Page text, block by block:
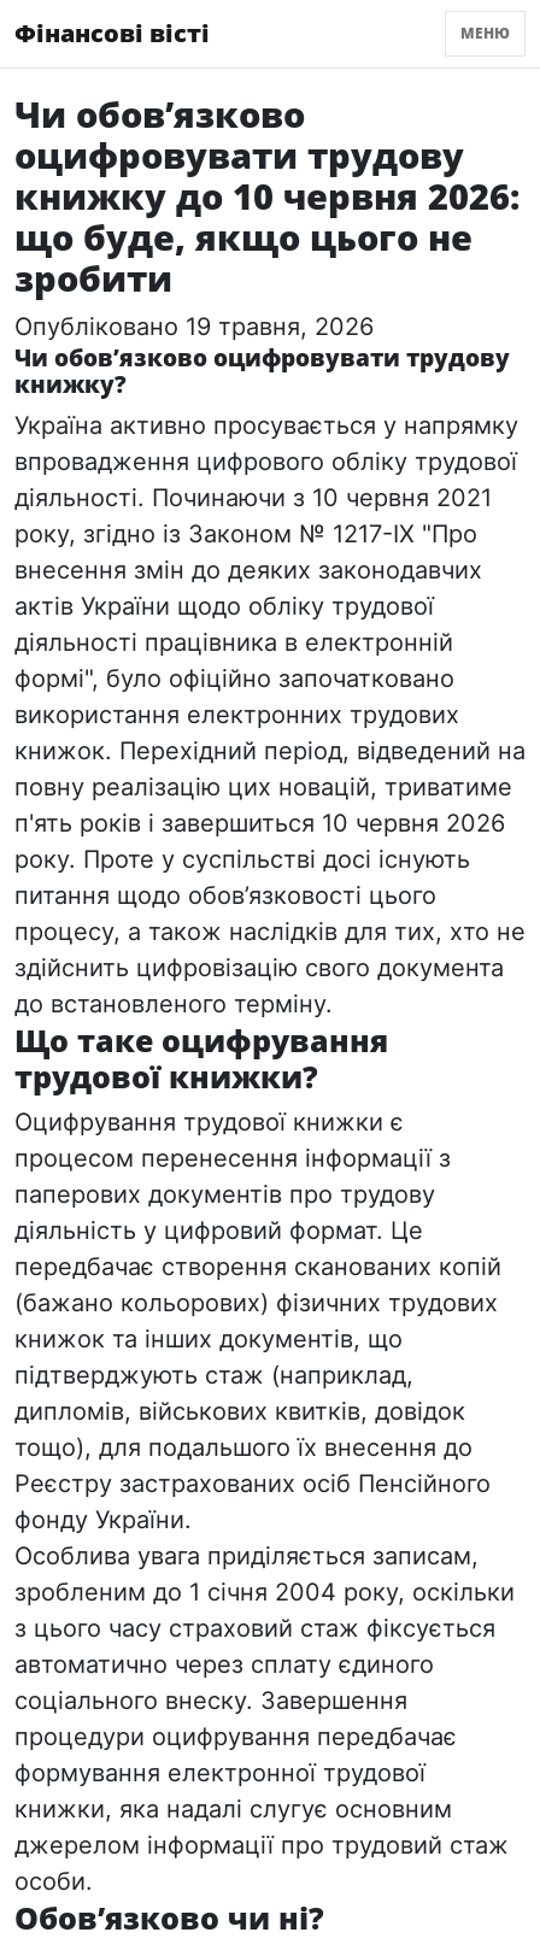
Фінансові вісті МЕНЮ
Чи обов’язково
оцифровувати трудову
книжку до 10 червня 2026:
що буде, якщо цього не
зробити
Опубліковано 19 травня, 2026
Чи обов’язково оцифровувати трудову
книжку?
Україна активно просувається у напрямку
впровадження цифрового обліку трудової
діяльності. Починаючи з 10 червня 2021
року, згідно із Законом № 1217-IX "Про
внесення змін до деяких законодавчих
актів України щодо обліку трудової
діяльності працівника в електронній
формі", було офіційно започатковано
використання електронних трудових
книжок. Перехідний період, відведений на
повну реалізацію цих новацій, триватиме
п'ять років і завершиться 10 червня 2026
року. Проте у суспільстві досі існують
питання щодо обов’язковості цього
процесу, а також наслідків для тих, хто не
здійснить цифровізацію свого документа
до встановленого терміну.
Що таке оцифрування
трудової книжки?
Оцифрування трудової книжки є
процесом перенесення інформації з
паперових документів про трудову
діяльність у цифровий формат. Це
передбачає створення сканованих копій
(бажано кольорових) фізичних трудових
книжок та інших документів, що
підтверджують стаж (наприклад,
дипломів, військових квитків, довідок
тощо), для подальшого їх внесення до
Реєстру застрахованих осіб Пенсійного
фонду України.
Особлива увага приділяється записам,
зробленим до 1 січня 2004 року, оскільки
з цього часу страховий стаж фіксується
автоматично через сплату єдиного
соціального внеску. Завершення
процедури оцифрування передбачає
формування електронної трудової
книжки, яка надалі слугує основним
джерелом інформації про трудовий стаж
особи.
Обов’язково чи ні?